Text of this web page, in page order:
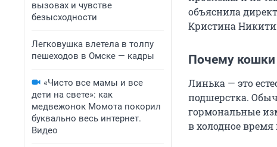
вызовах и чувстве
безысходности
Легковушка влетела в толпу
пешеходов в Омске — кадры
«Чисто все мамы и все
дети на свете»: как
медвежонок Момота покорил
буквально весь интернет.
Видео
объяснила
Кристина
Почему
Линька — это
подшерстка.
гормональные
в холодное